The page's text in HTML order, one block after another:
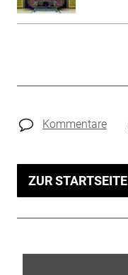
Kommentare
ZUR STARTSEITE